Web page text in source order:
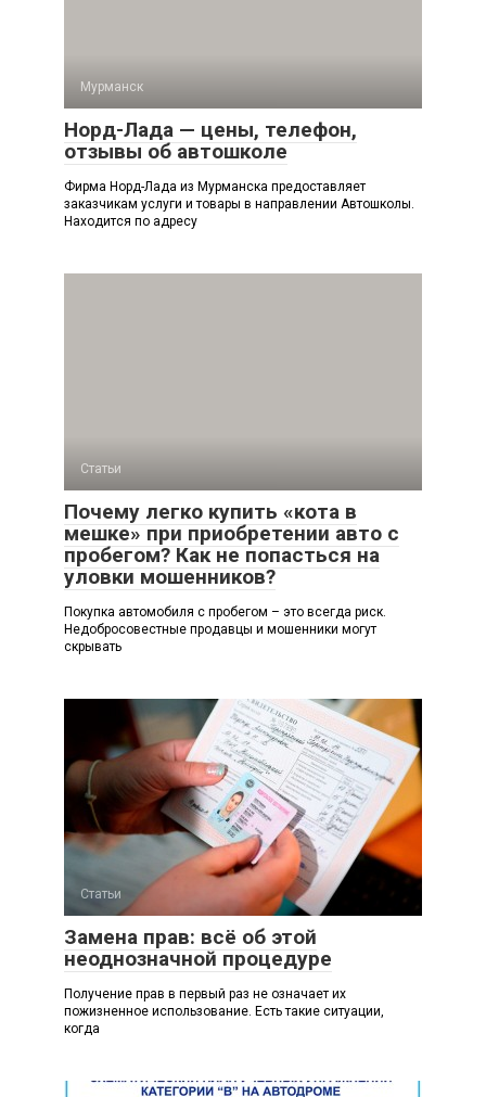
Мурманск
Норд-Лада — цены, телефон,
отзывы об автошколе
Фирма Норд-Лада из Мурманска предоставляет
заказчикам услуги и товары в направлении Автошколы.
Находится по адресу
Статьи
Почему легко купить «кота в
мешке» при приобретении авто с
пробегом? Как не попасться на
уловки мошенников?
Покупка автомобиля с пробегом – это всегда риск.
Недобросовестные продавцы и мошенники могут
скрывать
Статьи
Замена прав: всё об этой
неоднозначной процедуре
Получение прав в первый раз не означает их
пожизненное использование. Есть такие ситуации,
когда